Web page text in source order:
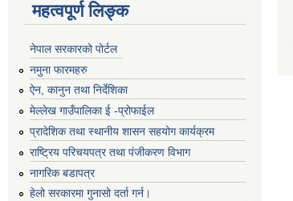
महत्वपूर्ण लिङ्क
नेपाल सरकारको पोर्टल
नमुना फारमहरु
ऐन, कानुन तथा निर्देशिका
मेल्लेख गाउँपालिका ई -प्रोफाईल
प्रादेशिक तथा स्थानीय शासन सहयोग कार्यक्रम
राष्ट्रिय परिचयपत्र तथा पंजीकरण विभाग
नागरिक बडापत्र
हेलो सरकारमा गुनासो दर्ता गर्न।